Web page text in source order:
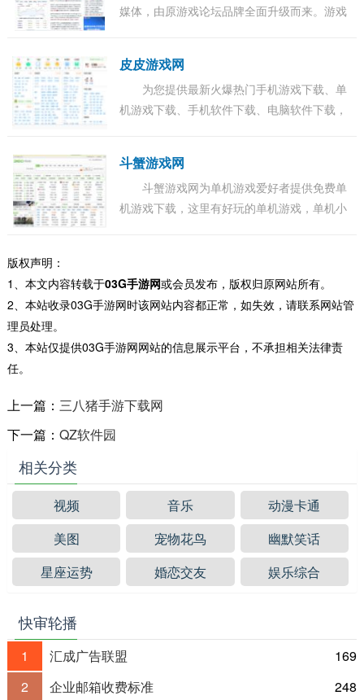
媒体，由原游戏论坛品牌全面升级而来。游戏
章，...
皮皮游戏网
为您提供最新火爆热门手机游戏下载、单
机游戏下载、手机软件下载、电脑软件下载，
斗蟹游戏网
斗蟹游戏网为单机游戏爱好者提供免费单
机游戏下载，这里有好玩的单机游戏，单机小
版权声明：
1、本文内容转载于03G手游网或会员发布，版权归原网站所有。
2、本站收录03G手游网时该网站内容都正常，如失效，请联系网站管
理员处理。
3、本站仅提供03G手游网网站的信息展示平台，不承担相关法律责
任。
上一篇： 三八猪手游下载网
下一篇： QZ软件园
相关分类
视频 音乐
动漫卡通
美图
宠物花鸟
幽默笑话
星座运势
婚恋交友 娱乐综合
快审轮播
1 汇成广告联盟
169
2
企业邮箱收费标准
248